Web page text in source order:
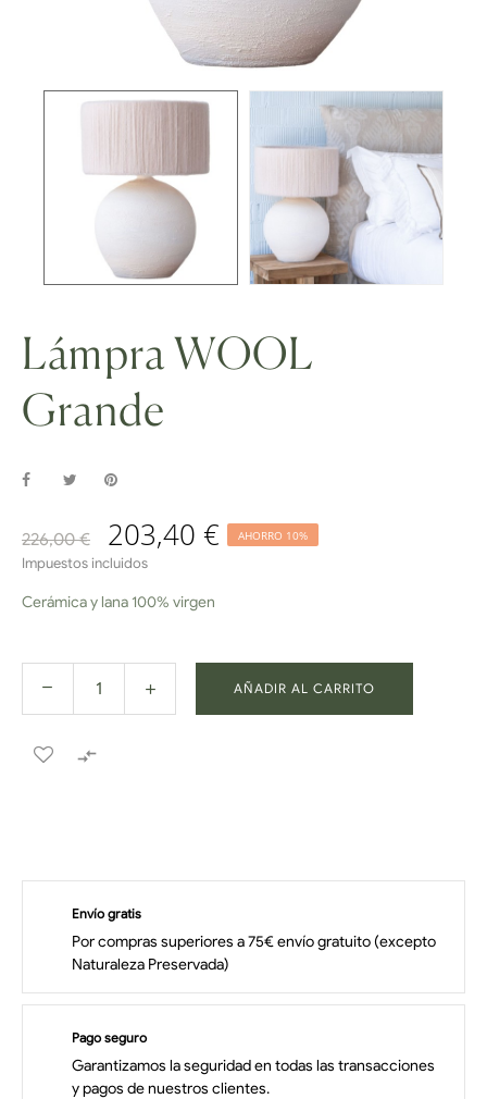
Lámpra WOOL
Grande
226,00 € 203,40 € AHORRO 10%
Impuestos incluidos
Cerámica y lana 100% virgen
AÑADIR AL CARRITO

Envío gratis
Por compras superiores a 75€ envío gratuito (excepto
Naturaleza Preservada)
Pago seguro
Garantizamos la seguridad en todas las transacciones
y pagos de nuestros clientes.